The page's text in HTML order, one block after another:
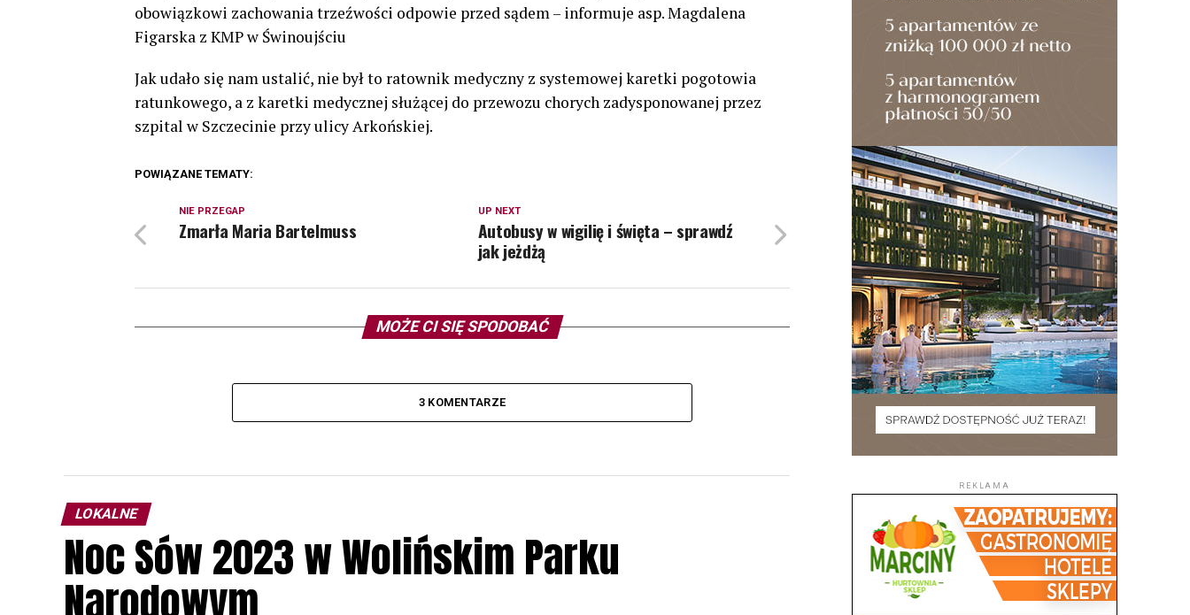
obowiązkowi zachowania trzeźwości odpowie przed sądem – informuje asp. Magdalena
Figarska z KMP w Świnoujściu
Jak udało się nam ustalić, nie był to ratownik medyczny z systemowej karetki pogotowia
ratunkowego, a z karetki medycznej służącej do przewozu chorych zadysponowanej przez
szpital w Szczecinie przy ulicy Arkońskiej.
POWIĄZANE TEMATY:
UP NEXT
Autobusy w wigilię i święta – sprawdź
jak jeżdżą
NIE PRZEGAP
Zmarła Maria Bartelmuss
MOŻE CI SIĘ SPODOBAĆ
3 KOMENTARZE
LOKALNE
Noc Sów 2023 w Wolińskim Parku
Narodowym
REKLAMA